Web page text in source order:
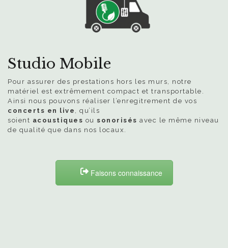
Studio Mobile
Pour assurer des prestations hors les murs, notre
matériel est extrêmement compact et transportable.
Ainsi nous pouvons réaliser l’enregitrement de vos
concerts en live
, qu’ils
soient acoustiques ou sonorisés avec le même niveau
de qualité que dans nos locaux.
Faisons connaissance